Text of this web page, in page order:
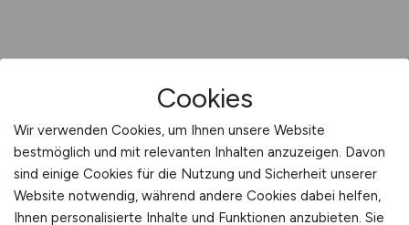
Cookies
Wir verwenden Cookies, um Ihnen unsere Website
bestmöglich und mit relevanten Inhalten anzuzeigen. Davon
sind einige Cookies für die Nutzung und Sicherheit unserer
Website notwendig, während andere Cookies dabei helfen,
Ihnen personalisierte Inhalte und Funktionen anzubieten. Sie